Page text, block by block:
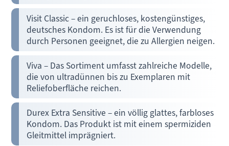
Visit Classic – ein geruchloses, kostengünstiges,
deutsches Kondom. Es ist für die Verwendung
durch Personen geeignet, die zu Allergien neigen.
Viva – Das Sortiment umfasst zahlreiche Modelle,
die von ultradünnen bis zu Exemplaren mit
Reliefoberfläche reichen.
Durex Extra Sensitive – ein völlig glattes, farbloses
Kondom. Das Produkt ist mit einem spermiziden
Gleitmittel imprägniert.